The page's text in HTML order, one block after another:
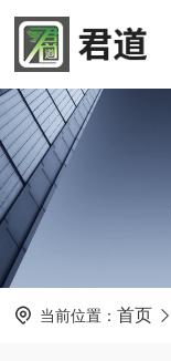
当前位置： 首页